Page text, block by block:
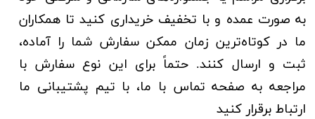
به صورت عمده و با تخفیف خریداری کنید تا همکاران
ما در کوتاه‌ترین زمان ممکن سفارش شما را آماده،
ثبت و ارسال کنند. حتماً برای این نوع سفارش با
مراجعه به صفحه تماس با ما، با تیم پشتیبانی ما
ارتباط برقرار کنید